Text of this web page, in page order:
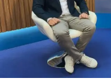
caso não houvesse
internacionais.
“Poderia ter sido
Médio. Neste ano,